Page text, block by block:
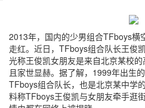
2013年，国内的少男组合TFboys横
走红。近日，TFboys组合队长王俊
光称王俊凯女朋友是来自北京某校
且家世显赫。据了解，1999年出生
TFboys组合队长，也是北京某中学
料称TFboys王俊凯与女朋友牵手逛